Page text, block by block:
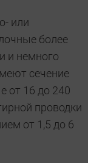
или
более
и немного
сечение
от 16 до 240
проводки
от 1,5 до 6